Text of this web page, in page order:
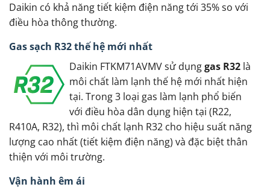
Daikin có khả năng tiết kiệm điện năng tới 35% so với
điều hòa thông thường.
Gas sạch R32 thế hệ mới nhất
Daikin FTKM71AVMV sử dụnggas R32 là
môi chất làm lạnh thế hệ mới nhất hiện
tại. Trong 3 loại gas làm lạnh phổ biến
với điều hòa dân dụng hiện tại (R22,
R410A, R32), thì môi chất lạnh R32 cho hiệu suất năng
lượng cao nhất (tiết kiệm điện năng) và đặc biệt thân
thiện với môi trường.
Vận hành êm ái